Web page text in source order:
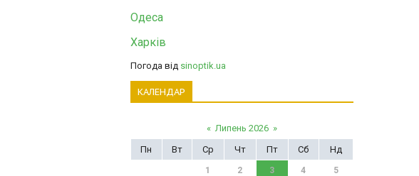
Одеса
Харків
Погода від sinoptik.ua
КАЛЕНДАР
« Липень 2026 »
Пн
Вт Ср Чт Пт Сб Нд
1 2 3 4 5